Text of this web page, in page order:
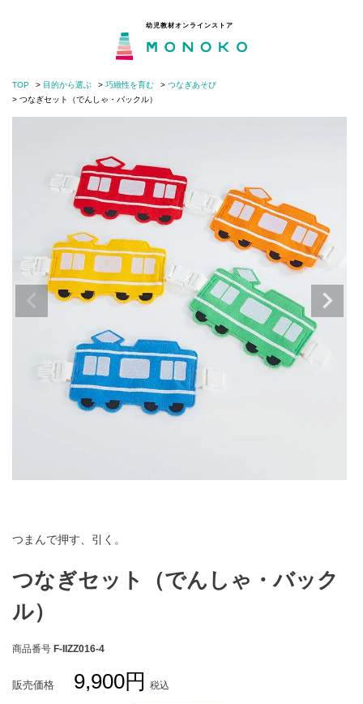
幼児教材オンラインストア
TOP 目的から選ぶ 巧緻性を育む
つなぎあそび
つなぎセット（でんしゃ・バックル）
つまんで押す、引く。
つなぎセット（でんしゃ・バック
ル）
商品番号 F-IIZZ016-4
販売価格 9,900 税込
MONOKOとは
年齢から選ぶ
モンテッソーリの分野から選ぶ
知育・子育てコラム
お買い物ガイド
閉じる